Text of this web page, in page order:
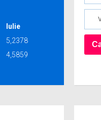
Iulie
5,2378
4,5859